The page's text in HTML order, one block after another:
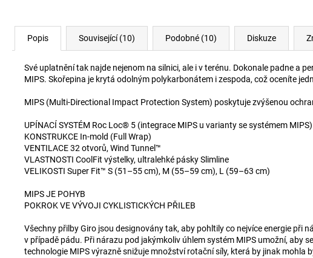
Popis Související (10) Podobné (10) Diskuze
Své uplatnění tak najde nejenom na silnici, ale i v terénu. Dokonale padne a
MIPS. Skořepina je krytá odolným polykarbonátem i zespoda, což oceníte
MIPS (Multi-Directional Impact Protection System) poskytuje zvýšenou
UPÍNACÍ SYSTÉM Roc Loc® 5 (integrace MIPS u varianty se systémem MIPS)
KONSTRUKCE In-mold (Full Wrap)
VENTILACE 32 otvorů, Wind Tunnel™
VLASTNOSTI CoolFit výstelky, ultralehké pásky Slimline
VELIKOSTI Super Fit™ S (51–55 cm), M (55–59 cm), L (59–63 cm)
MIPS JE POHYB
POKROK VE VÝVOJI CYKLISTICKÝCH PŘILEB
Všechny přilby Giro jsou designovány tak, aby pohltily co nejvíce energie při
v případě pádu. Při nárazu pod jakýmkoliv úhlem systém MIPS umožní, aby
technologie MIPS výrazně snižuje množství rotační síly, která by jinak mohla